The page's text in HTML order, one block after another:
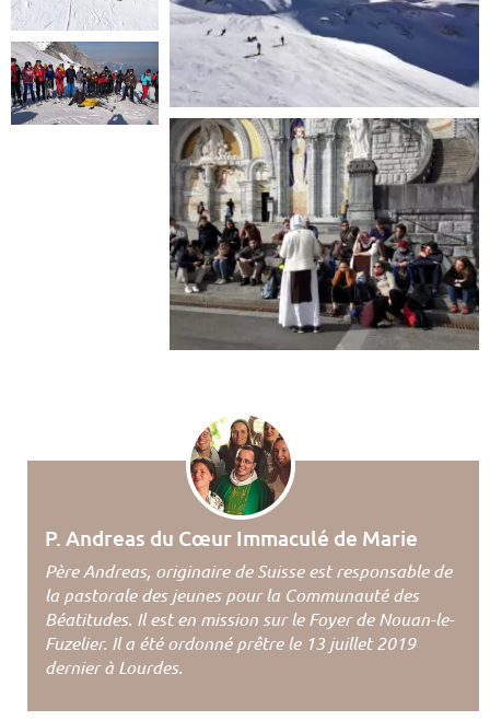
P. Andreas du Cœur Immaculé de Marie
Père Andreas, originaire de Suisse est responsable de
la pastorale des jeunes pour la Communauté des
Béatitudes. Il est en mission sur le Foyer de Nouan-le-
Fuzelier. Il a été ordonné prêtre le 13 juillet 2019
dernier à Lourdes.